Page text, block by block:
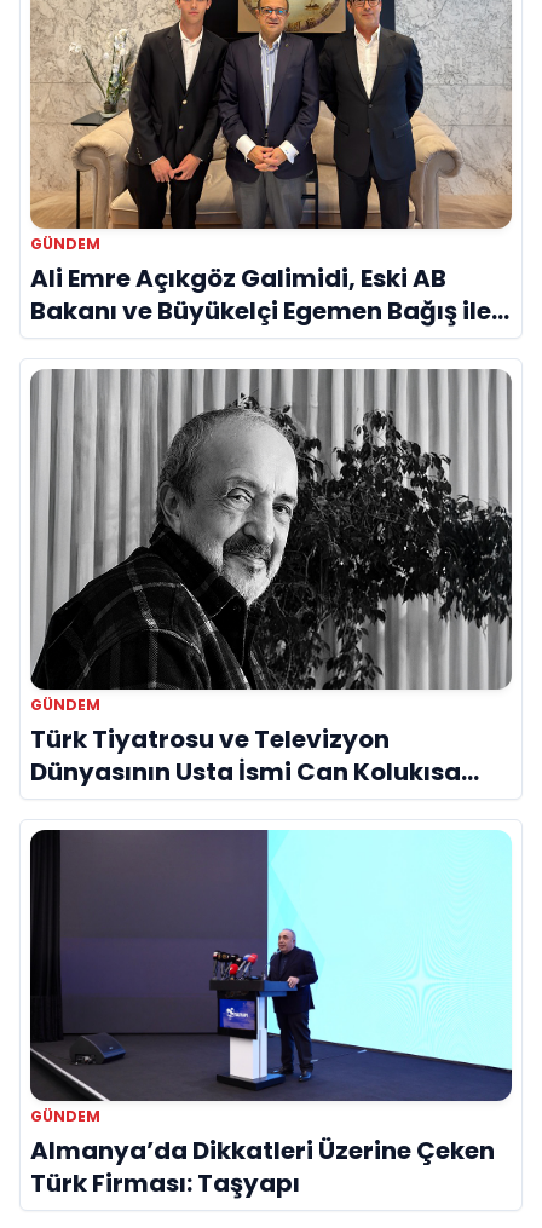
GÜNDEM
Ali Emre Açıkgöz Galimidi, Eski AB
Bakanı ve Büyükelçi Egemen Bağış ile
Bir Araya Geldi
GÜNDEM
Türk Tiyatrosu ve Televizyon
Dünyasının Usta İsmi Can Kolukısa
Hayatını Kaybetti
GÜNDEM
Almanya’da Dikkatleri Üzerine Çeken
Türk Firması: Taşyapı